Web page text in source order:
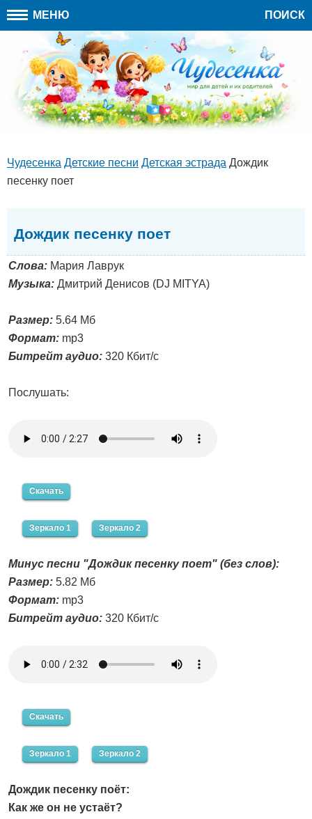
МЕНЮ ПОИСК
Чудесенка Детские песни Детская эстрада Дождик
песенку поет
Дождик песенку поет
Слова: Мария Лаврук
Музыка: Дмитрий Денисов (DJ MITYA)
Размер: 5.64 Мб
Формат: mp3
Битрейт аудио: 320 Кбит/с
Послушать:
Скачать
Зеркало 1 Зеркало 2
Минус песни "Дождик песенку поет" (без слов):
Размер: 5.82 Мб
Формат: mp3
Битрейт аудио: 320 Кбит/с
Скачать
Зеркало 1 Зеркало 2
Дождик песенку поёт:
Как же он не устаёт?